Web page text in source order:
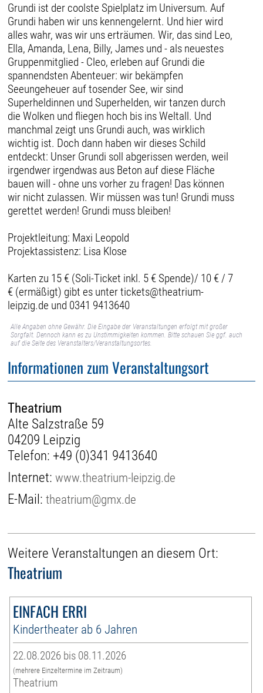
Grundi ist der coolste Spielplatz im Universum. Auf
Grundi haben wir uns kennengelernt. Und hier wird
alles wahr, was wir uns erträumen. Wir, das sind Leo,
Ella, Amanda, Lena, Billy, James und - als neuestes
Gruppenmitglied - Cleo, erleben auf Grundi die
spannendsten Abenteuer: wir bekämpfen
Seeungeheuer auf tosender See, wir sind
Superheldinnen und Superhelden, wir tanzen durch
die Wolken und fliegen hoch bis ins Weltall. Und
manchmal zeigt uns Grundi auch, was wirklich
wichtig ist. Doch dann haben wir dieses Schild
entdeckt: Unser Grundi soll abgerissen werden, weil
irgendwer irgendwas aus Beton auf diese Fläche
bauen will - ohne uns vorher zu fragen! Das können
wir nicht zulassen. Wir müssen was tun! Grundi muss
gerettet werden! Grundi muss bleiben!
Projektleitung: Maxi Leopold
Projektassistenz: Lisa Klose
Karten zu 15 € (Soli-Ticket inkl. 5 € Spende)/ 10 € / 7
€ (ermäßigt) gibt es unter tickets@theatrium-
leipzig.de und 0341 9413640
Alle Angaben ohne Gewähr. Die Eingabe der Veranstaltungen erfolgt mit großer
Sorgfalt. Dennoch kann es zu Unstimmigkeiten kommen. Bitte schauen Sie ggf. auch
auf die Seite des Veranstalters/Veranstaltungsortes.
Informationen zum Veranstaltungsort
Theatrium
Alte Salzstraße 59
04209 Leipzig
Telefon: +49 (0)341 9413640
Internet:www.theatrium-leipzig.de
E-Mail:theatrium@gmx.de
Weitere Veranstaltungen an diesem Ort:
Theatrium
EINFACH ERRI
Kindertheater ab 6 Jahren
22.08.2026 bis 08.11.2026
(mehrere Einzeltermine im Zeitraum)
Theatrium